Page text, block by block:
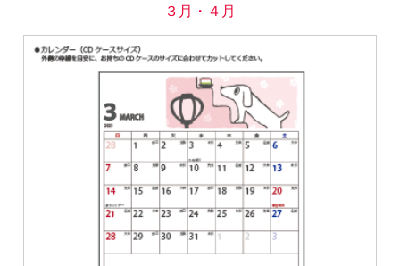
３月・４月